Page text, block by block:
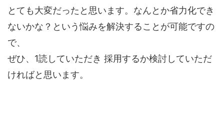
とても大変だったと思います。なんとか省力化でき
ないかな？という悩みを解決することが可能ですの
で、
ぜひ、1読していただき 採用するか検討していただ
ければと思います。